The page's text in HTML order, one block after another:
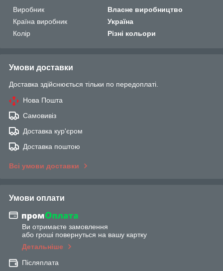
Виробник
Власне виробництво
Країна виробник
Україна
Колір
Різні кольори
Умови доставки
Доставка здійснюється тільки по передоплаті.
Нова Пошта
Самовивіз
Доставка кур'єром
Доставка поштою
Всі умови доставки
Умови оплати
Ви отримаєте замовлення
або гроші повернуться на вашу картку
Детальніше
Післяплата